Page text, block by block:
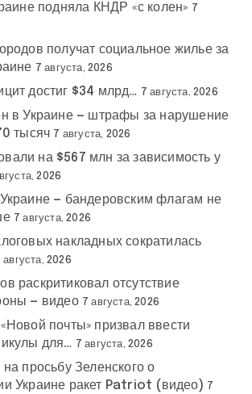
подняла КНДР «с колен» 7
получат социальное жилье за
7 августа, 2026
достиг $34 млрд… 7 августа, 2026
в Украине — штрафы за нарушение
тысяч 7 августа, 2026
на $567 млн за зависимость у
2026
— бандеровским флагам не
7 августа, 2026
накладных сократилась
августа, 2026
раскритиковал отсутствие
— видео 7 августа, 2026
почты» призвал ввести
для…
7 августа, 2026
просьбу Зеленского о
Украине ракет Patriot (видео) 7